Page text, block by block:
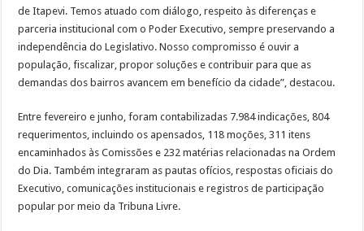
de Itapevi. Temos atuado com diálogo, respeito às diferenças e
parceria institucional com o Poder Executivo, sempre preservando a
independência do Legislativo. Nosso compromisso é ouvir a
população, fiscalizar, propor soluções e contribuir para que as
demandas dos bairros avancem em benefício da cidade”, destacou.
Entre fevereiro e junho, foram contabilizadas 7.984 indicações, 804
requerimentos, incluindo os apensados, 118 moções, 311 itens
encaminhados às Comissões e 232 matérias relacionadas na Ordem
do Dia. Também integraram as pautas ofícios, respostas oficiais do
Executivo, comunicações institucionais e registros de participação
popular por meio da Tribuna Livre.